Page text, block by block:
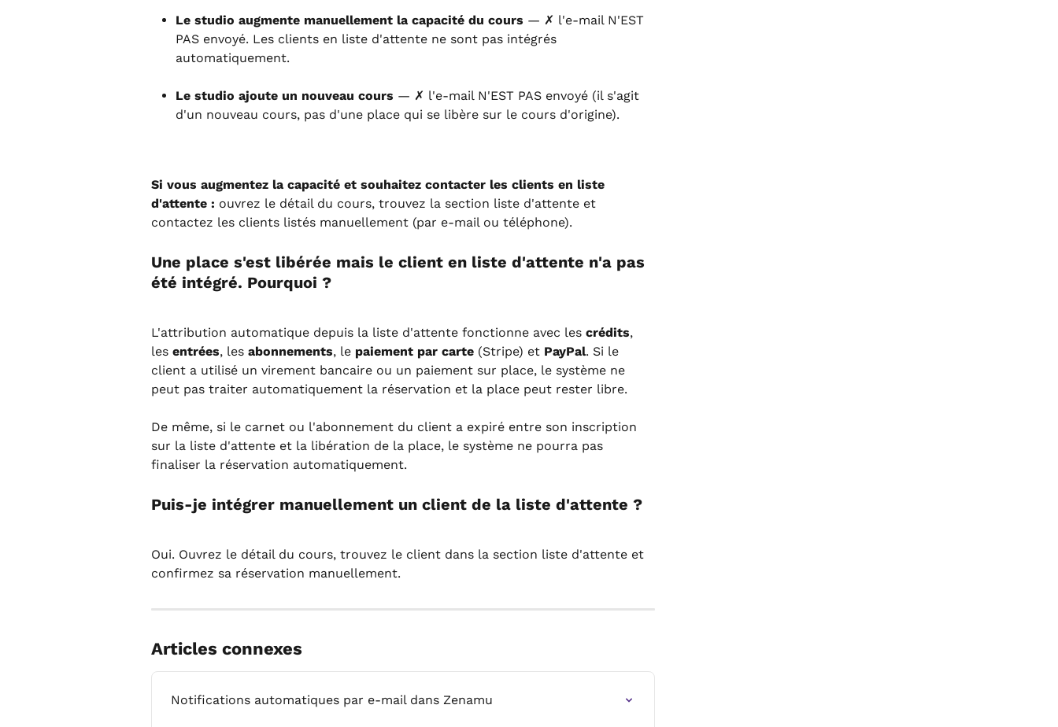
Le studio augmente manuellement la capacité du cours — ✗ l'e-mail N'EST
PAS envoyé. Les clients en liste d'attente ne sont pas intégrés
automatiquement.
Le studio ajoute un nouveau cours — ✗ l'e-mail N'EST PAS envoyé (il s'agit
d'un nouveau cours, pas d'une place qui se libère sur le cours d'origine).
Si vous augmentez la capacité et souhaitez contacter les clients en liste
d'attente : ouvrez le détail du cours, trouvez la section liste d'attente et
contactez les clients listés manuellement (par e-mail ou téléphone).
Une place s'est libérée mais le client en liste d'attente n'a pas
été intégré. Pourquoi ?
L'attribution automatique depuis la liste d'attente fonctionne avec les crédits,
les entrées, les abonnements, le paiement par carte (Stripe) et PayPal. Si le
client a utilisé un virement bancaire ou un paiement sur place, le système ne
peut pas traiter automatiquement la réservation et la place peut rester libre.
De même, si le carnet ou l'abonnement du client a expiré entre son inscription
sur la liste d'attente et la libération de la place, le système ne pourra pas
finaliser la réservation automatiquement.
Puis-je intégrer manuellement un client de la liste d'attente ?
Oui. Ouvrez le détail du cours, trouvez le client dans la section liste d'attente et
confirmez sa réservation manuellement.
Articles connexes
Notifications automatiques par e‑mail dans Zenamu